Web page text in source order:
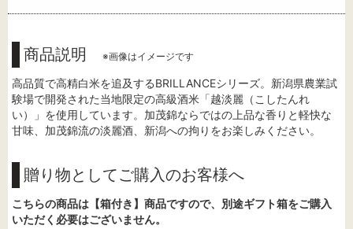
商品説明 ※画像はイメージです
高品質で高精白米を追及するBRILLANCEシリーズ。新潟県農業試
験場で開発された当地限定の高級酒米「越淡麗（こしたんれ
い）」を使用しています。加茂錦ならではの上品な香りと軽快な
甘味、加茂錦流の淡麗酒、新潟への拘りをお楽しみください。
贈り物としてご購入のお客様へ
こちらの商品は【箱付き】商品ですので、別途ギフト箱をご購入
いただく必要はございません。